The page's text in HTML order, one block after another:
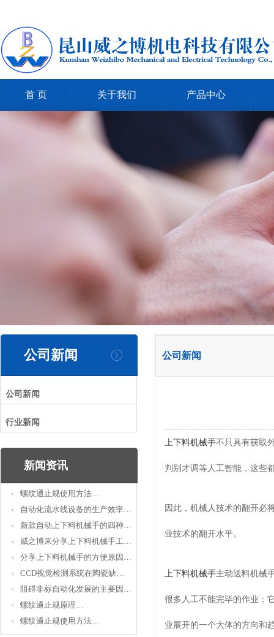
首 页 关于我们 产品中心
公司新闻
公司新闻
行业新闻
新闻资讯
螺纹通止规使用方法…
自动化流水线设备的生产效率…
新款自动上下料机械手的四种…
威之博来分享上下料机械手工…
分享上下料机械手的方便原因…
CCD视觉检测系统在陶瓷缺…
阻碍非标自动化发展的主要因…
螺纹通止规原理…
螺纹通止规使用方法…
公司新闻
上下料机械手不只具有获取
判别才调等人工智能，这些
因此，机械人技术的翻开必
业技术的翻开水平。
上下料机械手主动送料机械
很多人工不能完毕的作业；
业展开的一个大体的方向和